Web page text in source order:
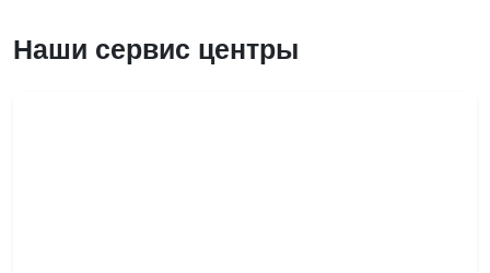
Наши сервис центры